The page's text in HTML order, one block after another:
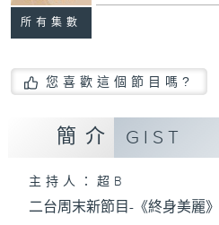
所有集數
您喜歡這個節目嗎?
簡介 GIST
主持人：超B
二台周末新節目-《終身美麗》